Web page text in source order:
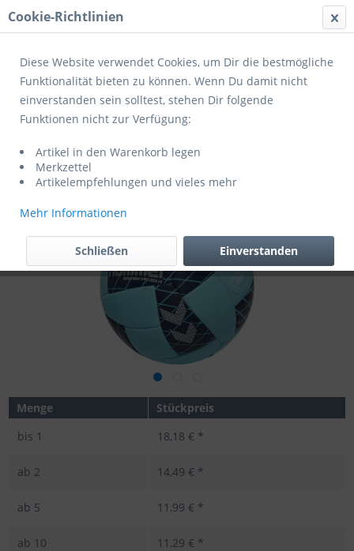
Menü
Übersicht Trainingshandbälle
ENERGIZER AR HB LIGHT BLUE/MARINE
Menge
Stückpreis
bis 1 18,18 € *
ab 2 14,49 € *
ab 5 11,99 € *
ab 10 11,29 € *
Cookie-Richtlinien
Diese Website verwendet Cookies, um Dir die bestmögliche
Funktionalität bieten zu können. Wenn Du damit nicht
einverstanden sein solltest, stehen Dir folgende
Funktionen nicht zur Verfügung:
Artikel in den Warenkorb legen
Merkzettel
Artikelempfehlungen und vieles mehr
Mehr Informationen
Einverstanden
Schließen